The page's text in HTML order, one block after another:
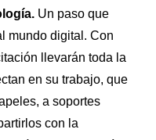
Un paso que
mundo digital. Con
llevarán toda la
en su trabajo, que
a soportes
con la